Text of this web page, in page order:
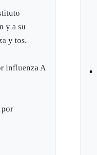
y a su
y tos.
influenza A
por